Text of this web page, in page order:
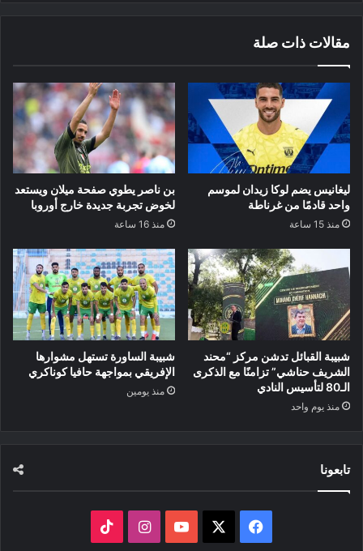
مقالات ذات صلة
ليغانيس يضم لوكا زيدان لموسم
واحد قادمًا من غرناطة
منذ 15 ساعة
بن ناصر يطوي صفحة ميلان ويستعد
لخوض تجربة جديدة خارج أوروبا
منذ 16 ساعة
شبيبة القبائل تدشن مركز “محند
الشريف حناشي” تزامنًا مع الذكرى
الـ80 لتأسيس النادي
منذ يوم واحد
شبيبة الساورة تستهل مشوارها
الإفريقي بمواجهة حافيا كوناكري
منذ يومين
تابعونا
فيسبوك ‫YouTubeانستقرام